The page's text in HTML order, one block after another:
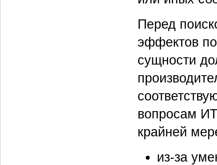
Перед
эффектов
сущности
вопросам
крайней
из-за